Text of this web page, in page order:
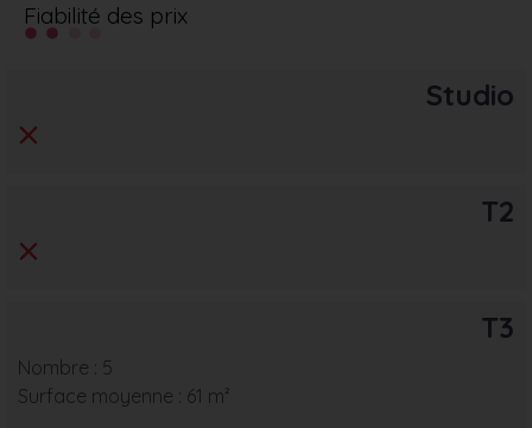
Fiabilité des prix
Studio
T2
T3
Nombre : 5
Surface moyenne : 61 m²